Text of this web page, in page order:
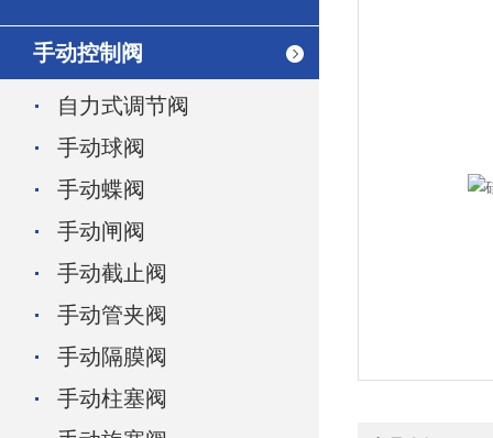
手动控制阀
自力式调节阀
手动球阀
手动蝶阀
手动闸阀
手动截止阀
手动管夹阀
手动隔膜阀
手动柱塞阀